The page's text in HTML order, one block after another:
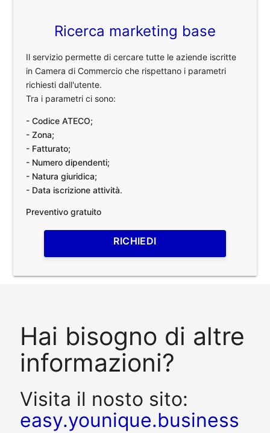
Ricerca marketing base
Il servizio permette di cercare tutte le aziende iscritte
in Camera di Commercio che rispettano i parametri
richiesti dall'utente.
Tra i parametri ci sono:
- Codice ATECO;
- Zona;
- Fatturato;
- Numero dipendenti;
- Natura giuridica;
- Data iscrizione attività.
Preventivo gratuito
RICHIEDI
Hai bisogno di altre
informazioni?
Visita il nosto sito:
easy.younique.business